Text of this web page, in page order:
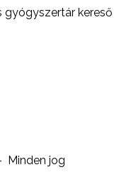
gyógyszertár kereső
Minden jog